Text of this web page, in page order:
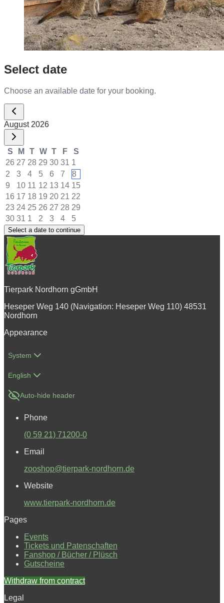
Select date
Choose an available date for your booking.
August 2026
S M T W T F
S
26 27 28 29 30 31 1
2
3 4 5 6 7
8
9
10 11 12 13 14 15
16 17 18 19 20 21 22
23 24 25 26 27 28 29
30 31 1 2 3 4 5
Select a date to continue
Tierpark Nordhorn gGmbH
Heseper Weg 140 (Navigation: Heseper Weg 110) 48531
Nordhorn
Appearance
System
English
Auto-hide header
Phone
(0 59 21) 71200-0
Email
zooshop@tierpark-nordhorn.de
Website
www.tierpark-nordhorn.de
Pages
Events
Tickets und Patenschaften
Fanshop / Bücher / Plüsch
Gutscheine
Withdraw from contract
Legal